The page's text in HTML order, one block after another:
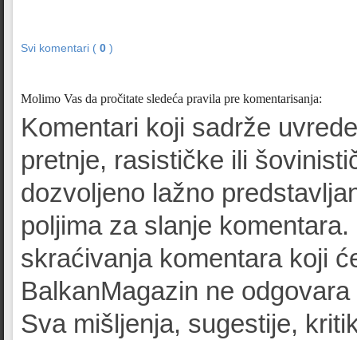
Svi komentari ( 0 )
Molimo Vas da pročitate sledeća pravila pre komentarisanja:
Komentari koji sadrže
pretnje, rasističke ili
dozvoljeno lažno
poljima za slanje
skraćivanja komentara koji
BalkanMagazin ne
Sva mišljenja, sugestije,